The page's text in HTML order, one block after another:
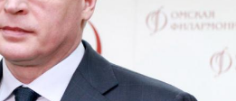
в губернаторы
Леонидовича